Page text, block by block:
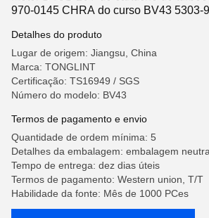
970-0145 CHRA do curso BV43 5303-
Detalhes do produto
Lugar de origem: Jiangsu, China
Marca: TONGLINT
Certificação: TS16949 / SGS
Número do modelo: BV43
Termos de pagamento e envio
Quantidade de ordem mínima: 5
Detalhes da embalagem: embalagem neutra
Tempo de entrega: dez dias úteis
Termos de pagamento: Western union, T/T
Habilidade da fonte: Mês de 1000 PCes